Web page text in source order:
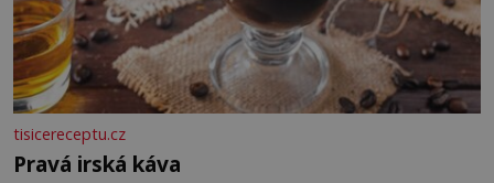
tisicereceptu.cz
Pravá irská káva